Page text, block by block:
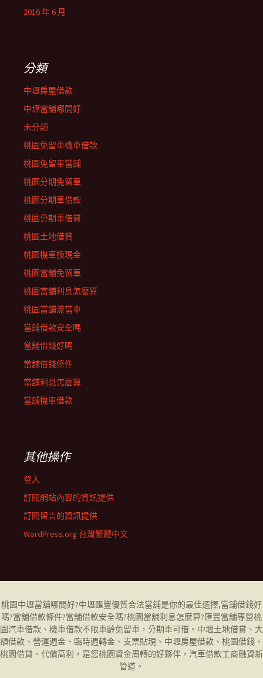
2016 年 6 月
分類
中壢房屋借款
中壢當舖哪間好
未分類
桃園免留車機車借款
桃園免留車當舖
桃園分期免留車
桃園分期車借款
桃園分期車借貸
桃園土地借貸
桃園機車換現金
桃園當舖免留車
桃園當舖利息怎麼算
桃園當舖流當車
當舖借款安全嗎
當舖借錢好嗎
當舖借錢條件
當舖利息怎麼算
當舖機車借款
其他操作
登入
訂閱網站內容的資訊提供
訂閱留言的資訊提供
WordPress.org 台灣繁體中文
桃園中壢當舖哪間好?中壢匯豐優質合法當舖是你的最佳選擇,當舖借錢好
嗎?當舖借款條件?當舖借款安全嗎?桃園當舖利息怎麼算?匯豐當舖專營桃
園汽車借款 、機車借款不限車齡免留車，分期車可借。中壢土地借貸、大
額借款、營運週金、臨時週轉金、支票貼現、 中壢房屋借款 、桃園借錢、
桃園借貸、代償高利，是您桃園資金周轉的好夥伴，汽車借款工商融資新
管道。